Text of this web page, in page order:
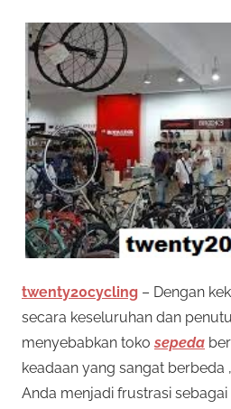
twenty20cycling – Dengan
secara keseluruhan dan
menyebabkan tokosepeda
keadaan yang sangat berbeda
Anda menjadi frustrasi